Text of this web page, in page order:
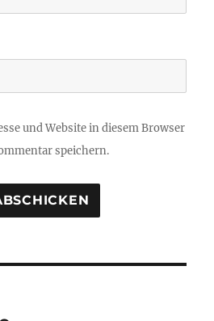
und Website in diesem Browser
speichern.